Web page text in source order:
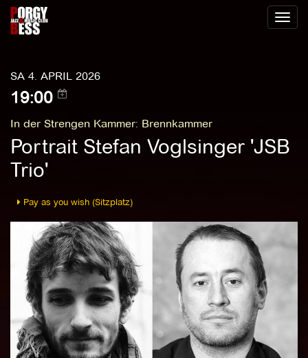
Toggle
SA 4. APRIL 2026
19:00
In der Strengen Kammer: Brennkammer
Portrait Stefan Voglsinger 'JSB
Trio'
Pay as you wish (Sitzplatz)